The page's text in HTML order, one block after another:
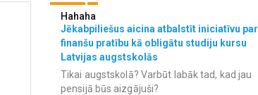
Hahaha
Jēkabpiliešus aicina atbalstīt iniciatīvu par
finanšu pratību kā obligātu studiju kursu
Latvijas augstskolās
Tikai augstskolā? Varbūt labāk tad, kad jau
pensijā būs aizgājuši?